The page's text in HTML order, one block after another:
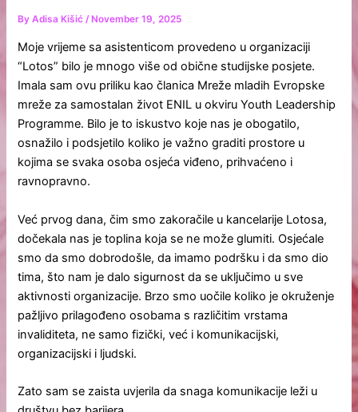
ByAdisa Kišić /November 19, 2025
Moje vrijeme sa asistenticom provedeno u organizaciji
“Lotos” bilo je mnogo više od obične studijske posjete.
Imala sam ovu priliku kao članica Mreže mladih Evropske
mreže za samostalan život ENIL u okviru Youth Leadership
Programme. Bilo je to iskustvo koje nas je obogatilo,
osnažilo i podsjetilo koliko je važno graditi prostore u
kojima se svaka osoba osjeća viđeno, prihvaćeno i
ravnopravno.
Već prvog dana, čim smo zakoračile u kancelarije Lotosa,
dočekala nas je toplina koja se ne može glumiti. Osjećale
smo da smo dobrodošle, da imamo podršku i da smo dio
tima, što nam je dalo sigurnost da se uključimo u sve
aktivnosti organizacije. Brzo smo uočile koliko je okruženje
pažljivo prilagođeno osobama s različitim vrstama
invaliditeta, ne samo fizički, već i komunikacijski,
organizacijski i ljudski.
Zato sam se zaista uvjerila da snaga komunikacije leži u